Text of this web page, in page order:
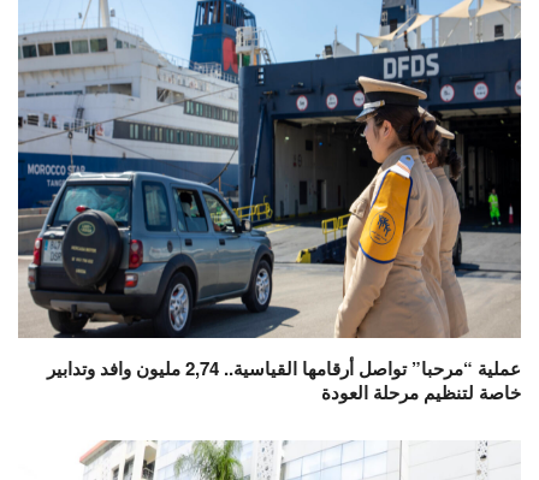
عملية “مرحبا” تواصل أرقامها القياسية.. 2,74 مليون وافد وتدابير
خاصة لتنظيم مرحلة العودة